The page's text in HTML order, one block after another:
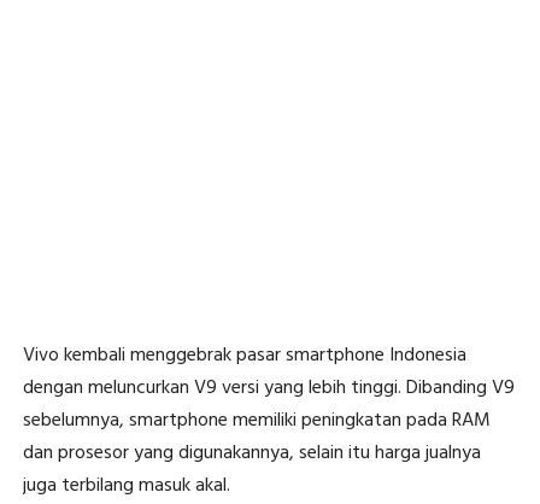
Vivo kembali menggebrak pasar smartphone Indonesia
dengan meluncurkan V9 versi yang lebih tinggi. Dibanding V9
sebelumnya, smartphone memiliki peningkatan pada RAM
dan prosesor yang digunakannya, selain itu harga jualnya
juga terbilang masuk akal.